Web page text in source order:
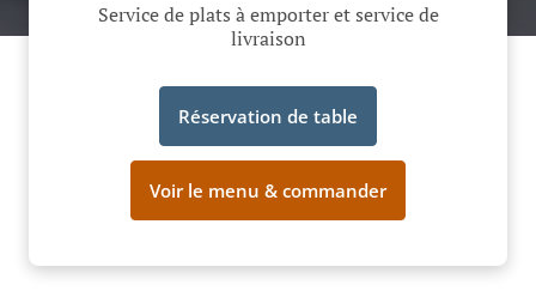
Service de plats à emporter et service de
livraison
Réservation de table
Voir le menu & commander